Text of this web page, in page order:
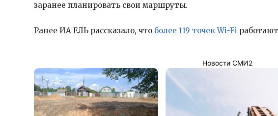
заранее планировать свои маршруты.
Ранее ИА ЕЛЬ рассказало, что более 119 точек Wi-Fi
Новости СМИ2